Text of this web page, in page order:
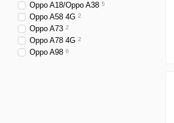
Oppo A18/Oppo A38 5
Oppo A58 4G 2
Oppo A73 2
Oppo A78 4G 2
Oppo A98 6